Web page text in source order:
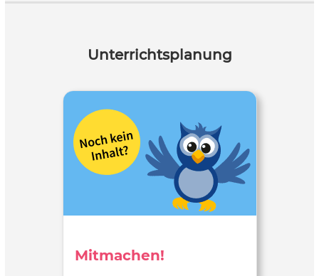
Unterrichtsplanung
Mitmachen!